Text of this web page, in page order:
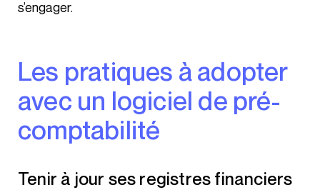
s’engager.
Les pratiques à adopter
avec un logiciel de pré-
comptabilité
Tenir à jour ses registres financiers